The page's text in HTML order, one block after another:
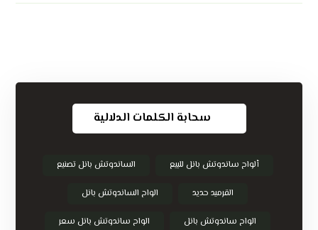
سحابة الكلمات الدلالية
ألواح ساندوتش بانل للبيع الساندوتش بانل تصنيع
القرميد حديد الواح الساندوتش بانل
الواح ساندوتش بانل الواح ساندوتش بانل سعر